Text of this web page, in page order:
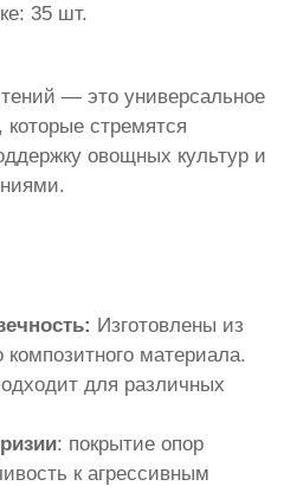
35 шт.
— это универсальное
стремятся
овощных культур и
Изготовлены из
композитного материала.
для различных
: покрытие опор
к агрессивным